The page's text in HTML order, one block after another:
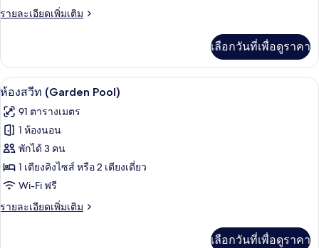
รายละเอียดเพิ่มเติม
ราย
เกี่ยว
กับ
ห้อง
ท
(Anantara)
เลือกวันที่เพื่อดูราคา
เปิด
ภาพถ่าย
ทั้งหมด
ของ
ห้อง
สวีท
(Garden
ห้องสวีท (Garden Pool) | เครื่องนอน
4
ห้องสวีท (Garden Pool)
91 ตารางเมตร
1 ห้องนอน
พักได้ 3 คน
1 เตียงคิงไซส์ หรือ 2 เตียงเดี่ยว
Wi-Fi ฟรี
รายละเอียดเพิ่มเติม
ราย
เลือกวันที่เพื่อดูราคา